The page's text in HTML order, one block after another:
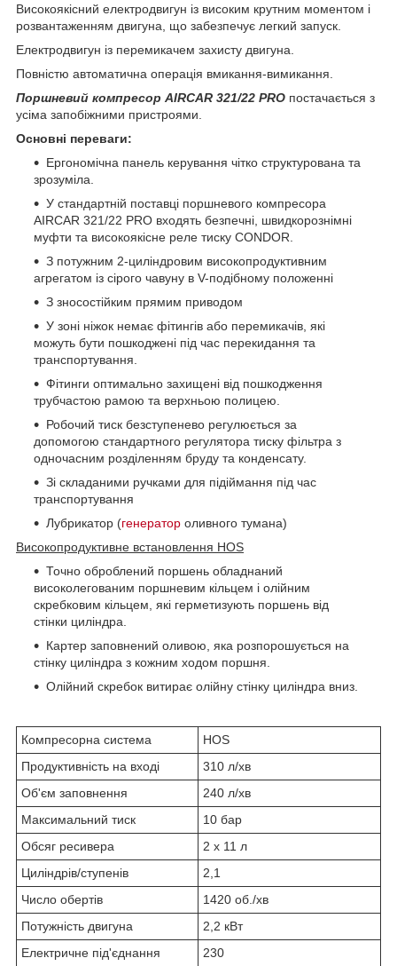
Високоякісний електродвигун із високим крутним моментом і
розвантаженням двигуна, що забезпечує легкий запуск.
Електродвигун із перемикачем захисту двигуна.
Повністю автоматична операція вмикання-вимикання.
Поршневий компресор AIRCAR 321/22 PRO постачається з
усіма запобіжними пристроями.
Основні переваги:
Ергономічна панель керування чітко структурована та
зрозуміла.
У стандартній поставці поршневого компресора
AIRCAR 321/22 PRO входять безпечні, швидкорознімні
муфти та високоякісне реле тиску CONDOR.
З потужним 2-циліндровим високопродуктивним
агрегатом із сірого чавуну в V-подібному положенні
З зносостійким прямим приводом
У зоні ніжок немає фітингів або перемикачів, які
можуть бути пошкоджені під час перекидання та
транспортування.
Фітинги оптимально захищені від пошкодження
трубчастою рамою та верхньою полицею.
Робочий тиск безступенево регулюється за
допомогою стандартного регулятора тиску фільтра з
одночасним розділенням бруду та конденсату.
Зі складаними ручками для підіймання під час
транспортування
Лубрикатор (генератор оливного тумана)
Високопродуктивне встановлення HOS
Точно оброблений поршень обладнаний
високолегованим поршневим кільцем і олійним
скребковим кільцем, які герметизують поршень від
стінки циліндра.
Картер заповнений оливою, яка розпорошується на
стінку циліндра з кожним ходом поршня.
Олійний скребок витирає олійну стінку циліндра вниз.
Компресорна система
HOS
Продуктивність на вході
310 л/хв
Об'єм заповнення
240 л/хв
Максимальний тиск
10 бар
Обсяг ресивера
2 x 11 л
Циліндрів/ступенів
2,1
Число обертів
1420 об./хв
Потужність двигуна
2,2 кВт
Електричне під'єднання
230